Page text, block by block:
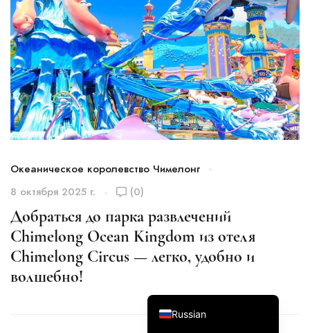
Океаническое королевство Чимелонг
8 октября 2025 г.
(0)
Добраться до парка развлечений
Chimelong Ocean Kingdom из отеля
Chimelong Circus — легко, удобно и
волшебно!
Russian
Chinese (China)
Chinese (Hong Kong)
Korean
Italian